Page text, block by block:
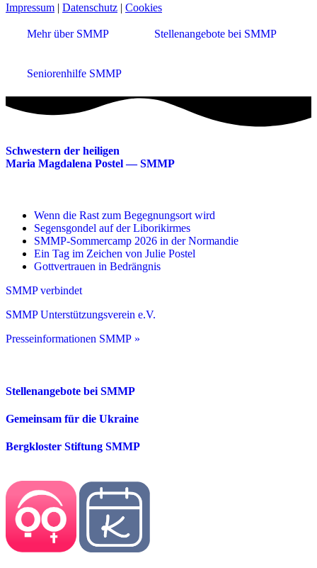
Impressum | Datenschutz | Cookies
Mehr über SMMP Stellenangebote bei SMMP
Seniorenhilfe SMMP
Schwestern der heiligen
Maria Magdalena Postel — SMMP
Wenn die Rast zum Begegnungsort wird
Segensgondel auf der Liborikirmes
SMMP-Sommercamp 2026 in der Normandie
Ein Tag im Zeichen von Julie Postel
Gottvertrauen in Bedrängnis
SMMP verbindet
SMMP Unterstützungsverein e.V.
Presseinformationen SMMP »
Stellenangebote bei SMMP
Gemeinsam für die Ukraine
Bergkloster Stiftung SMMP